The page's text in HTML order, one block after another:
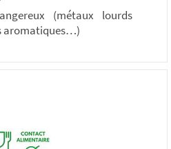
(métaux lourds
aromatiques…)